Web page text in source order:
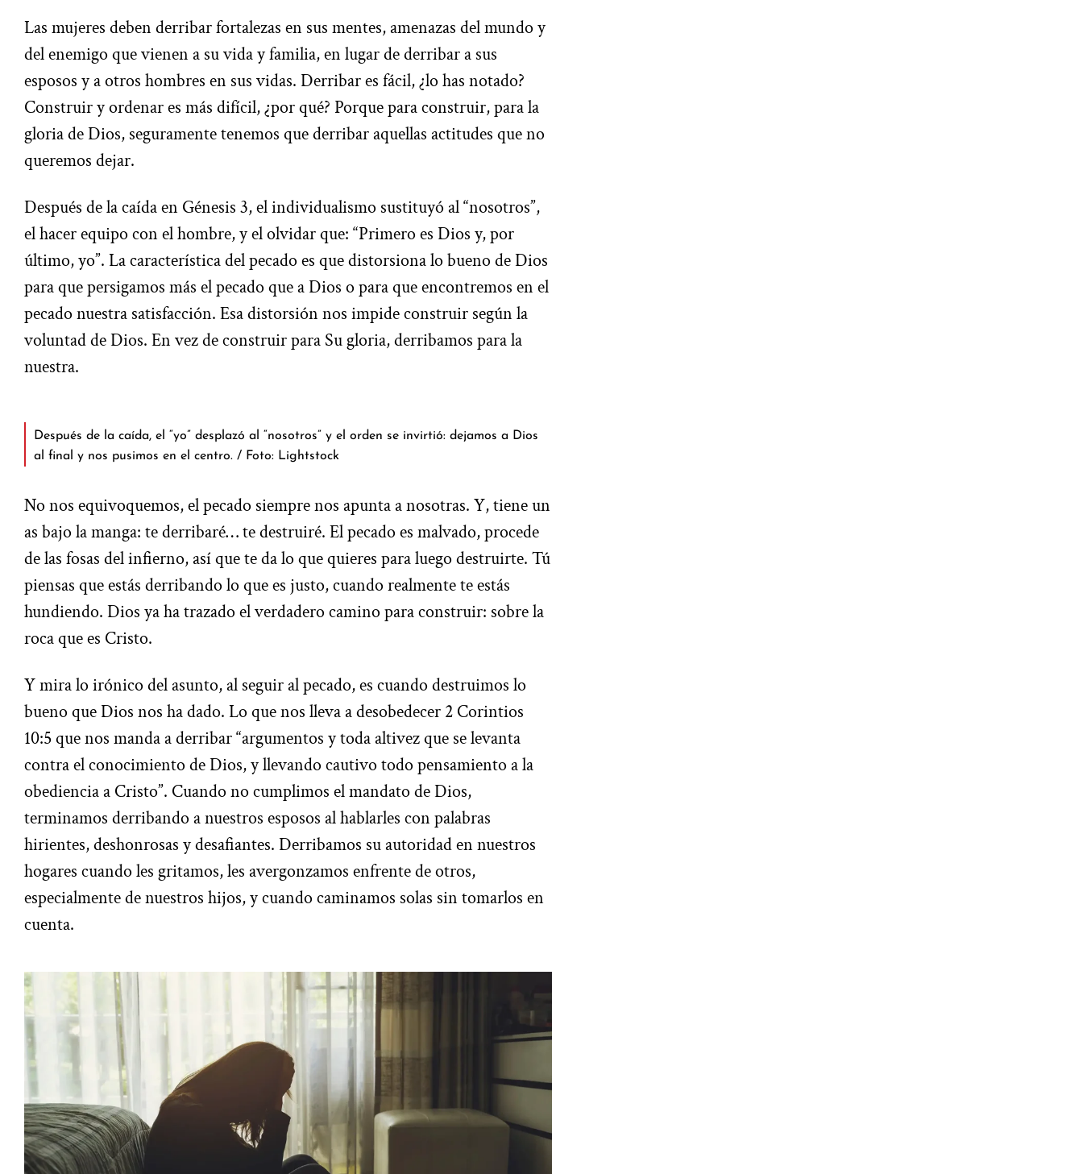
Las mujeres deben derribar fortalezas en sus mentes, amenazas del mundo y
del enemigo que vienen a su vida y familia, en lugar de derribar a sus
esposos y a otros hombres en sus vidas. Derribar es fácil, ¿lo has notado?
Construir y ordenar es más difícil, ¿por qué? Porque para construir, para la
gloria de Dios, seguramente tenemos que derribar aquellas actitudes que no
queremos dejar.
Después de la caída en Génesis 3, el individualismo sustituyó al “nosotros”,
el hacer equipo con el hombre, y el olvidar que: “Primero es Dios y, por
último, yo”. La característica del pecado es que distorsiona lo bueno de Dios
para que persigamos más el pecado que a Dios o para que encontremos en el
pecado nuestra satisfacción. Esa distorsión nos impide construir según la
voluntad de Dios. En vez de construir para Su gloria, derribamos para la
nuestra.
Después de la caída, el “yo” desplazó al “nosotros” y el orden se invirtió: dejamos a Dios
al final y nos pusimos en el centro. / Foto: Lightstock
No nos equivoquemos, el pecado siempre nos apunta a nosotras. Y, tiene un
as bajo la manga: te derribaré… te destruiré. El pecado es malvado, procede
de las fosas del infierno, así que te da lo que quieres para luego destruirte. Tú
piensas que estás derribando lo que es justo, cuando realmente te estás
hundiendo. Dios ya ha trazado el verdadero camino para construir: sobre la
roca que es Cristo.
Y mira lo irónico del asunto, al seguir al pecado, es cuando destruimos lo
bueno que Dios nos ha dado. Lo que nos lleva a desobedecer 2 Corintios
10:5 que nos manda a derribar “argumentos y toda altivez que se levanta
contra el conocimiento de Dios, y llevando cautivo todo pensamiento a la
obediencia a Cristo”. Cuando no cumplimos el mandato de Dios,
terminamos derribando a nuestros esposos al hablarles con palabras
hirientes, deshonrosas y desafiantes. Derribamos su autoridad en nuestros
hogares cuando les gritamos, les avergonzamos enfrente de otros,
especialmente de nuestros hijos, y cuando caminamos solas sin tomarlos en
cuenta.